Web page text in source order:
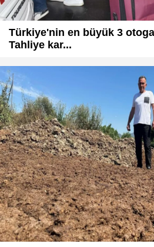
Türkiye'nin en büyük 3
Tahliye kar...